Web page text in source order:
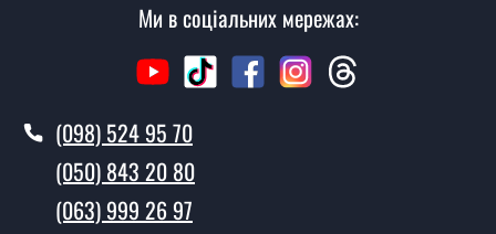
Виклик замірника-консультанта коштує 450 грн.
Ви робите установку дверних замків?
згідно з чергою, у всі дні крім неділі.
Скільки коштує установка дверей
Замок Barerra під циліндр?
Ми в соціальних мережах:
(098) 524 95 70
(050) 843 20 80
(063) 999 26 97